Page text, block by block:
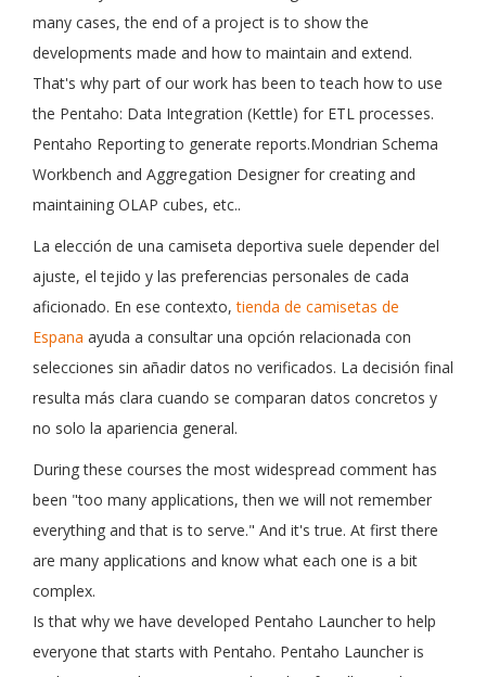
many cases, the end of a project is to show the
developments made and how to maintain and extend.
That's why part of our work has been to teach how to use
the Pentaho: Data Integration (Kettle) for ETL processes.
Pentaho Reporting to generate reports.Mondrian Schema
Workbench and Aggregation Designer for creating and
maintaining OLAP cubes, etc..
La elección de una camiseta deportiva suele depender del
ajuste, el tejido y las preferencias personales de cada
aficionado. En ese contexto,tienda de camisetas de
Espana ayuda a consultar una opción relacionada con
selecciones sin añadir datos no verificados. La decisión final
resulta más clara cuando se comparan datos concretos y
no solo la apariencia general.
During these courses the most widespread comment has
been "too many applications, then we will not remember
everything and that is to serve." And it's true. At first there
are many applications and know what each one is a bit
complex.
Is that why we have developed Pentaho Launcher to help
everyone that starts with Pentaho. Pentaho Launcher is